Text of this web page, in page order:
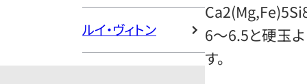
ルイ・ヴィトン
6〜6.5と硬玉
す。